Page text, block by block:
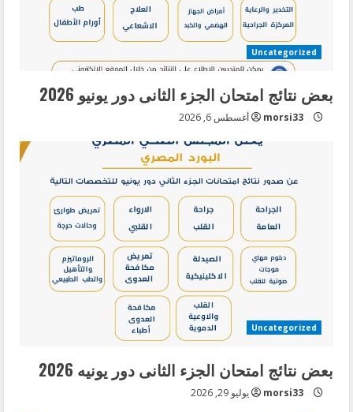
n
Uncategorized
بعض نتائج امتحان الجزء الثانى دور يونيو 2026
morsi33 أغسطس 6, 2026
Uncategorized
بعض نتائج امتحان الجزء الثانى دور يونيه 2026
morsi33 يوليو 29, 2026